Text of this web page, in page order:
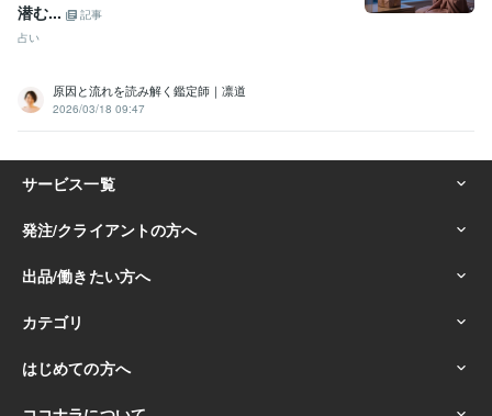
潜む...
記事
占い
原因と流れを読み解く鑑定師｜凛道
2026/03/18 09:47